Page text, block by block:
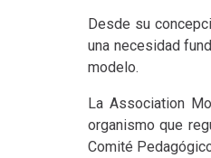
Desde su
una necesidad
modelo.
La Association
organismo que
Comité